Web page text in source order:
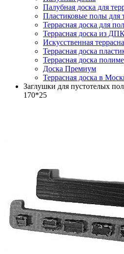
Палубная доска для
Пластиковые полы для
Террасная доска для
Террасная доска из
Искусственная
Террасная доска
Террасная доска
Доска Премиум
Террасная доска в
Заглушки для пустотелых
170*25